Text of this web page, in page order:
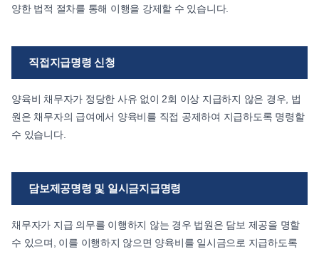
양한 법적 절차를 통해 이행을 강제할 수 있습니다.
직접지급명령 신청
양육비 채무자가 정당한 사유 없이 2회 이상 지급하지 않은 경우, 법
원은 채무자의 급여에서 양육비를 직접 공제하여 지급하도록 명령할
수 있습니다.
담보제공명령 및 일시금지급명령
채무자가 지급 의무를 이행하지 않는 경우 법원은 담보 제공을 명할
수 있으며, 이를 이행하지 않으면 양육비를 일시금으로 지급하도록